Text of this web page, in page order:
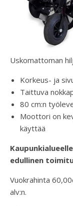
Uskomattoman
Korkeus- ja
Taittuva
80 cm:n
Moottori on
käyttää
edullinen
Vuokrahinta
alv:n.